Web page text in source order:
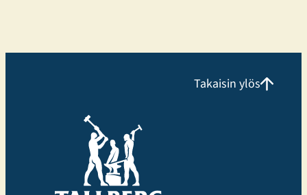
kuntosaliharjoitteluun ja panostaa erityisesti
Liikuntakeskuksessa voi harjoitella omatoimisesti,
Hyrox tunneille tai valita perinteisempiä, tutumpia
ryhmäliikuntatunteja. Uutuuksista erityisen suosittuja
Takaisin ylös